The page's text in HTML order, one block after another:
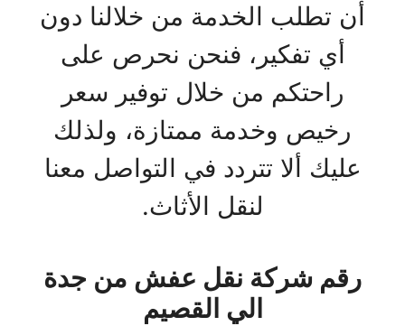
أن تطلب الخدمة من خلالنا دون
أي تفكير، فنحن نحرص على
راحتكم من خلال توفير سعر
رخيص وخدمة ممتازة، ولذلك
عليك ألا تتردد في التواصل معنا
لنقل الأثاث.
رقم شركة نقل عفش من جدة
الي القصيم